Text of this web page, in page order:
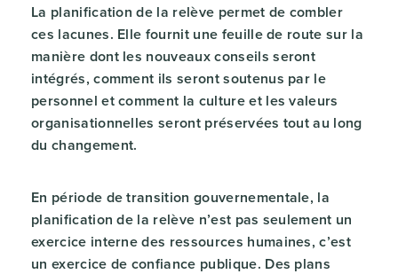
La planification de la relève permet de combler
ces lacunes. Elle fournit une feuille de route sur la
manière dont les nouveaux conseils seront
intégrés, comment ils seront soutenus par le
personnel et comment la culture et les valeurs
organisationnelles seront préservées tout au long
du changement.
En période de transition gouvernementale, la
planification de la relève n’est pas seulement un
exercice interne des ressources humaines, c’est
un exercice de confiance publique. Des plans